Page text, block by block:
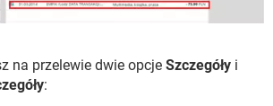
na przelewie dwie opcje Szczegóły i
: